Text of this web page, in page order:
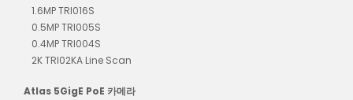
1.6MP TRI016S
0.5MP TRI005S
0.4MP TRI004S
2K TRI02KA Line Scan
Atlas 5GigE PoE 카메라